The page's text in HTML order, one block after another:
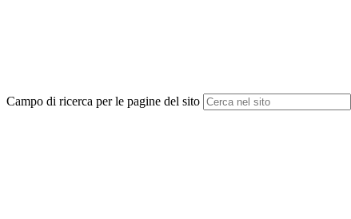
Campo di ricerca per le pagine del sito